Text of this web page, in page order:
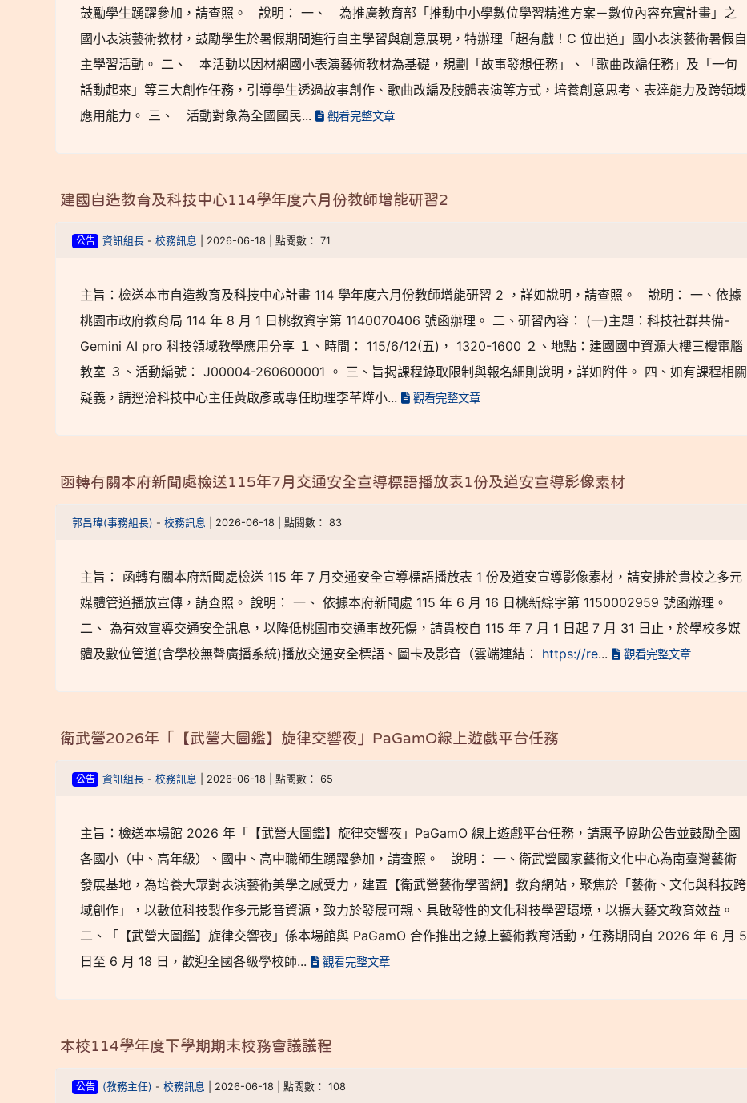
鼓勵學生踴躍參加，請查照。 說明： 一、 為推廣教育部「推動中小學數位學習精進方案－數位內容充實計畫」之
國小表演藝術教材，鼓勵學生於暑假期間進行自主學習與創意展現，特辦理「超有戲！C 位出道」國小表演藝術暑假自
主學習活動。 二、 本活動以因材網國小表演藝術教材為基礎，規劃「故事發想任務」、「歌曲改編任務」及「一句
話動起來」等三大創作任務，引導學生透過故事創作、歌曲改編及肢體表演等方式，培養創意思考、表達能力及跨領域
應用能力。 三、 活動對象為全國國民...
觀看完整文章
建國自造教育及科技中心114學年度六月份教師增能研習2
公告 資訊組長 -校務訊息 | 2026-06-18 | 點閱數： 71
主旨：檢送本市自造教育及科技中心計畫 114 學年度六月份教師增能研習 2 ，詳如說明，請查照。 說明： 一、依據
桃園市政府教育局 114 年 8 月 1 日桃教資字第 1140070406 號函辦理。 二、研習內容： (一)主題：科技社群共備-
Gemini AI pro 科技領域教學應用分享 １、時間： 115/6/12(五)， 1320-1600 ２、地點：建國國中資源大樓三樓電腦
教室 ３、活動編號： J00004-260600001 。 三、旨揭課程錄取限制與報名細則說明，詳如附件。 四、如有課程相關
疑義，請逕洽科技中心主任黃啟彥或專任助理李芊燁小...
觀看完整文章
函轉有關本府新聞處檢送115年7月交通安全宣導標語播放表1份及道安宣導影像素材
郭昌瑋(事務組長) - 校務訊息 | 2026-06-18 | 點閱數： 83
主旨： 函轉有關本府新聞處檢送 115 年 7 月交通安全宣導標語播放表 1 份及道安宣導影像素材，請安排於貴校之多元
媒體管道播放宣傳，請查照。 說明： 一、 依據本府新聞處 115 年 6 月 16 日桃新綜字第 1150002959 號函辦理。
二、 為有效宣導交通安全訊息，以降低桃園市交通事故死傷，請貴校自 115 年 7 月 1 日起 7 月 31 日止，於學校多媒
體及數位管道(含學校無聲廣播系統)播放交通安全標語、圖卡及影音（雲端連結： https://re... 觀看完整文章
衛武營2026年「【武營大圖鑑】旋律交響夜」PaGamO線上遊戲平台任務
公告 資訊組長 -校務訊息 | 2026-06-18 | 點閱數： 65
主旨：檢送本場館 2026 年「【武營大圖鑑】旋律交響夜」PaGamO 線上遊戲平台任務，請惠予協助公告並鼓勵全國
各國小（中、高年級）、國中、高中職師生踴躍參加，請查照。 說明： 一、衛武營國家藝術文化中心為南臺灣藝術
發展基地，為培養大眾對表演藝術美學之感受力，建置【衛武營藝術學習網】教育網站，聚焦於「藝術、文化與科技跨
域創作」，以數位科技製作多元影音資源，致力於發展可親、具啟發性的文化科技學習環境，以擴大藝文教育效益。
二、「【武營大圖鑑】旋律交響夜」係本場館與 PaGamO 合作推出之線上藝術教育活動，任務期間自 2026 年 6 月 5
日至 6 月 18 日，歡迎全國各級學校師...
觀看完整文章
本校114學年度下學期期末校務會議議程
公告 (教務主任) -校務訊息 | 2026-06-18 | 點閱數： 108